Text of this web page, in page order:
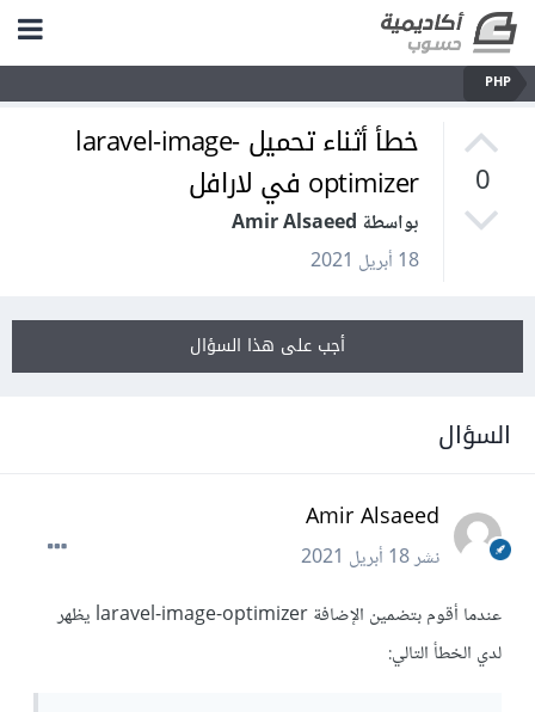
PHP
0
خطأ أثناء تحميل laravel-image-
optimizer في لارافل
بواسطة Amir Alsaeed
18 أبريل 2021
أجب على هذا السؤال
السؤال
Amir Alsaeed
نشر18 أبريل 2021
عندما أقوم بتضمين الإضافة laravel-image-optimizer يظهر
لدي الخطأ التالي: